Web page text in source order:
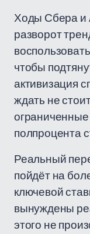
Ходы Сбера и
разворот
чтобы
активизация
ждать не
полпроцента
Реальный
пойдёт на
ключевой
вынуждены
этого не